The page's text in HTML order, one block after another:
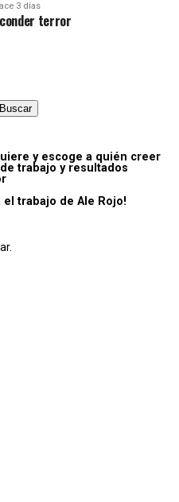
3 días
terror
Buscar
y escoge a quién creer
trabajo y resultados
el trabajo de Ale Rojo!